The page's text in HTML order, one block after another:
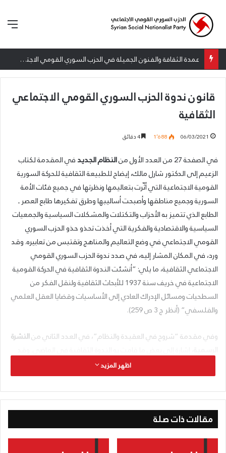
عمدة الثقافة والفنون الجميلة في الحزب السوري القومي الاجتماعي تعلن نتائج الدورة الخامسة من جائزة أنطون سعاده الأدبية
قانون ندوة الحزب السوري القومي الاجتماعي
الثقافية
06/03/2021 1٬688
في الصفحة 27 من العدد الأول من النظام الجديدفي المقدمة لكتاب
الزعيم إلى الدكتور شارل مالك، إيضاح للطبيعة الثقافية للحركة السورية
القومية الاجتماعية التي أثّرت بتعاليمها ونظرتها في جميع فئات الأمة
السورية وجميع مناطقها وأصبحت أساليبها وطرق تفكيرها طابع العصر ـ
الطابع الذي تتميز به الأحزاب والتكتلات والمشكلات السياسية والجمعيات
السياسية والاقتصادية والفكرية التي أخذت تحذو حذو الحزب السوري
القومي الاجتماعي في وضع التعاليم والمناهج وتقتبس من تعابيره. وقد
ورد، في المكان المشار إليه، في صدد ندوة الحزب السوري القومي
الاجتماعي الثقافية، ما يلي: “أنشئت الندوة الثقافية في الحركة القومية
الاجتماعية في خريف سنة 1937 للأبحاث الثقافية ولنقل الفكر من
السطحيات ومسائل الإدراك العادي إلى الأساسيات وقضايا العقل العلمي
والفلسفي” (أنظر ج 3 ص 259).
وفي مقدمة “شروح في العقيدة والنظام”، في العدد الثاني منالنشرة
ذكرنا في أعداد ماضية من هذه النشرة اهتمام الزعيم بإعادتها إلى العمل
وإلى خطتها الأساسية. فدعا الأساتذة والمتخرجين من الرفقاء إلى تشكيل
الندوة وباشر إلقاء سلسلة محاضراته الأولى في قاعتها ـ تلك السلسلة
التي أظهرت أهمية الأساس الثقافي للحركة القومية الاجتماعية.
وبينما الزعيم يحقق منهاج محاضراته، كان يوالي عقد اجتماعات الندوة
اظهر المزيد
مقالات ذات صلة